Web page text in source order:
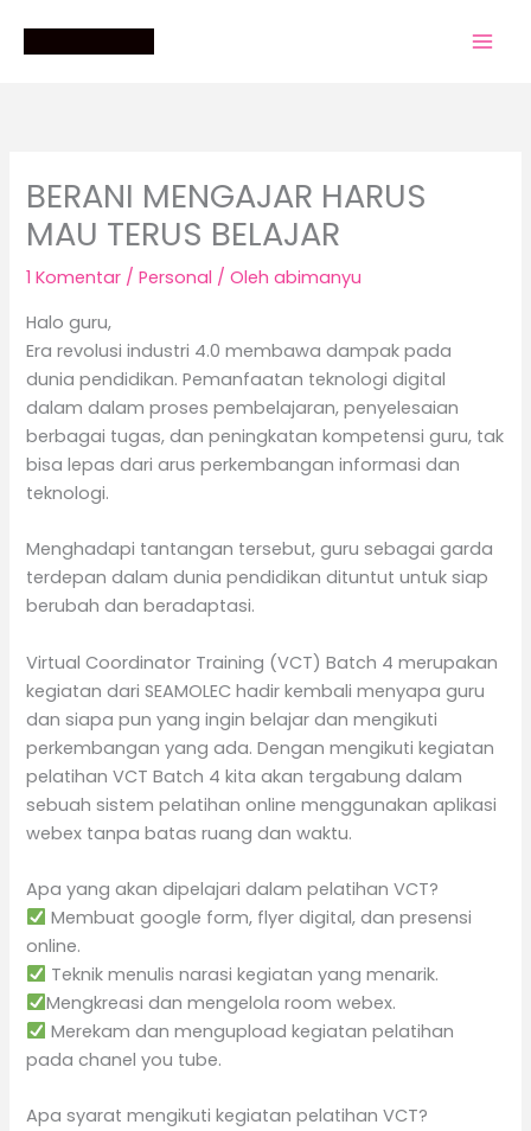
BERANI MENGAJAR HARUS
MAU TERUS BELAJAR
1 Komentar /Personal / Olehabimanyu
Halo guru,
Era revolusi industri 4.0 membawa dampak pada
dunia pendidikan. Pemanfaatan teknologi digital
dalam dalam proses pembelajaran, penyelesaian
berbagai tugas, dan peningkatan kompetensi guru, tak
bisa lepas dari arus perkembangan informasi dan
teknologi.
Menghadapi tantangan tersebut, guru sebagai garda
terdepan dalam dunia pendidikan dituntut untuk siap
berubah dan beradaptasi.
Virtual Coordinator Training (VCT) Batch 4 merupakan
kegiatan dari SEAMOLEC hadir kembali menyapa guru
dan siapa pun yang ingin belajar dan mengikuti
perkembangan yang ada. Dengan mengikuti kegiatan
pelatihan VCT Batch 4 kita akan tergabung dalam
sebuah sistem pelatihan online menggunakan aplikasi
webex tanpa batas ruang dan waktu.
Apa yang akan dipelajari dalam pelatihan VCT?
Membuat google form, flyer digital, dan presensi
online.
Teknik menulis narasi kegiatan yang menarik.
Mengkreasi dan mengelola room webex.
Merekam dan mengupload kegiatan pelatihan
pada chanel you tube.
Apa syarat mengikuti kegiatan pelatihan VCT?